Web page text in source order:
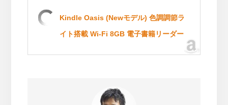
Kindle Oasis (Newモデル) 色調調節ラ
イト搭載 Wi-Fi 8GB 電子書籍リーダー